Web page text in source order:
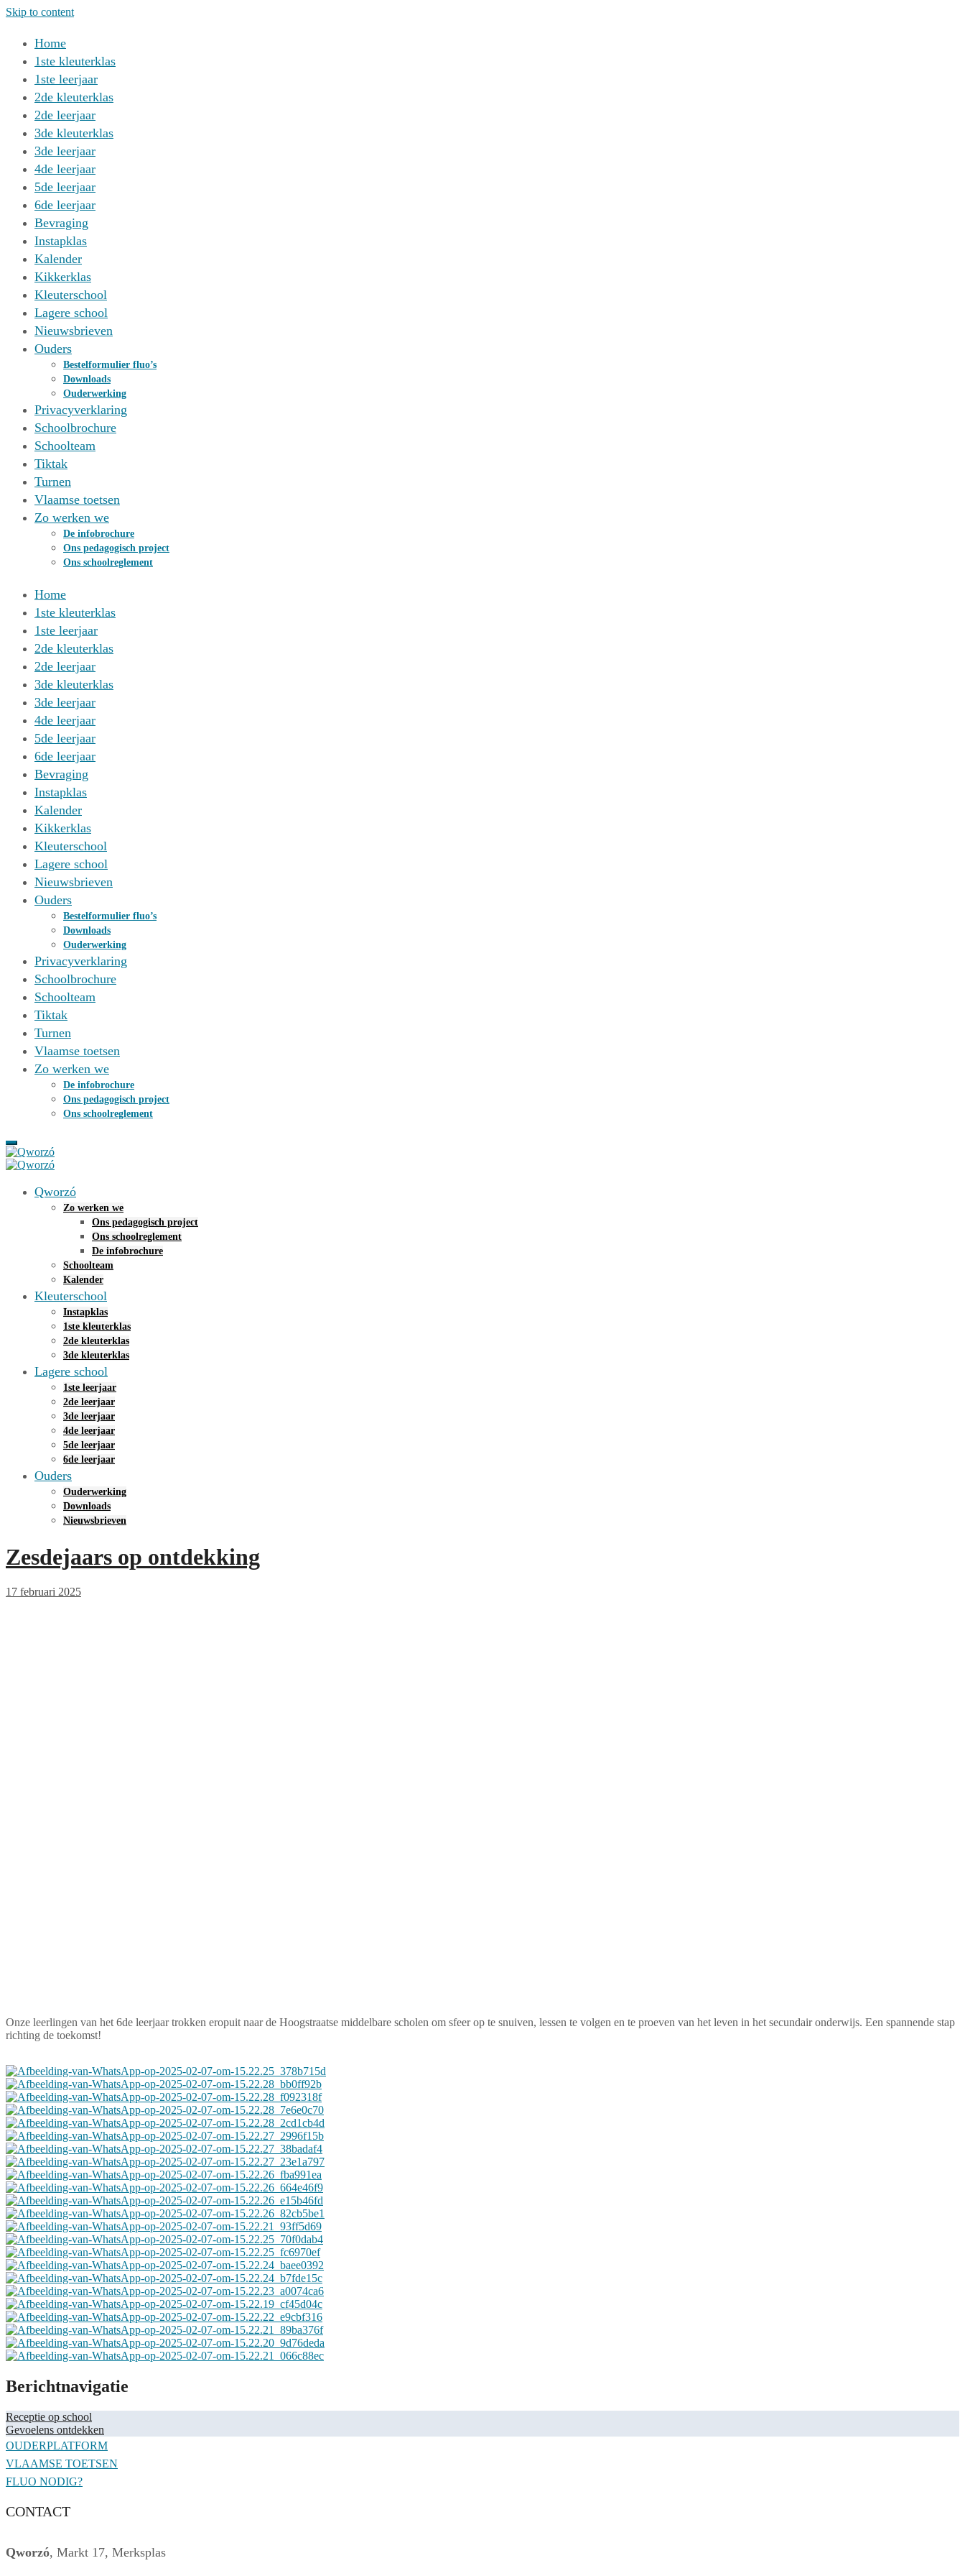
Skip to content
Home
1ste kleuterklas
1ste leerjaar
2de kleuterklas
2de leerjaar
3de kleuterklas
3de leerjaar
4de leerjaar
5de leerjaar
6de leerjaar
Bevraging
Instapklas
Kalender
Kikkerklas
Kleuterschool
Lagere school
Nieuwsbrieven
Ouders
Bestelformulier fluo’s
Downloads
Ouderwerking
Privacyverklaring
Schoolbrochure
Schoolteam
Tiktak
Turnen
Vlaamse toetsen
Zo werken we
De infobrochure
Ons pedagogisch project
Ons schoolreglement
Home
1ste kleuterklas
1ste leerjaar
2de kleuterklas
2de leerjaar
3de kleuterklas
3de leerjaar
4de leerjaar
5de leerjaar
6de leerjaar
Bevraging
Instapklas
Kalender
Kikkerklas
Kleuterschool
Lagere school
Nieuwsbrieven
Ouders
Bestelformulier fluo’s
Downloads
Ouderwerking
Privacyverklaring
Schoolbrochure
Schoolteam
Tiktak
Turnen
Vlaamse toetsen
Zo werken we
De infobrochure
Ons pedagogisch project
Ons schoolreglement
Qworzó
Zo werken we
Ons pedagogisch project
Ons schoolreglement
De infobrochure
Schoolteam
Kalender
Kleuterschool
Instapklas
1ste kleuterklas
2de kleuterklas
3de kleuterklas
Lagere school
1ste leerjaar
2de leerjaar
3de leerjaar
4de leerjaar
5de leerjaar
6de leerjaar
Ouders
Ouderwerking
Downloads
Nieuwsbrieven
Zesdejaars op ontdekking
17 februari 2025
Onze leerlingen van het 6de leerjaar trokken eropuit naar de Hoogstraatse middelbare scholen om sfeer op te snuiven, lessen te volgen en te proeven van het leven in het secundair onderwijs. Een spannende stap
richting de toekomst!
Berichtnavigatie
Receptie op school
Gevoelens ontdekken
OUDERPLATFORM
VLAAMSE TOETSEN
FLUO NODIG?
CONTACT
Qworzó, Markt 17, Merksplas